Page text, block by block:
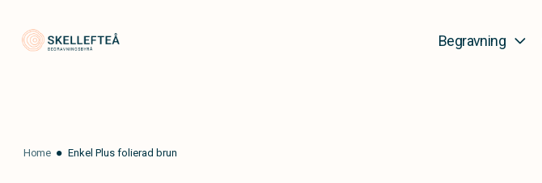
Begravning
Home Enkel Plus folierad brun